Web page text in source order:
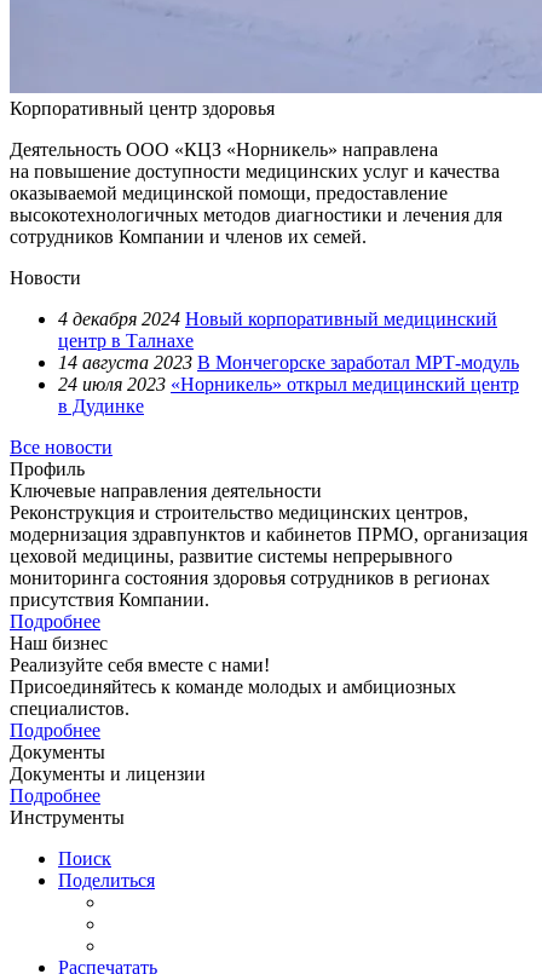
Корпоративный центр здоровья
Деятельность ООО «КЦЗ «Норникель» направлена
на повышение доступности медицинских услуг и качества
оказываемой медицинской помощи, предоставление
высокотехнологичных методов диагностики и лечения для
сотрудников Компании и членов их семей.
Новости
4 декабря 2024 Новый корпоративный медицинский
центр в Талнахе
14 августа 2023 В Мончегорске заработал МРТ-модуль
24 июля 2023 «Норникель» открыл медицинский центр
в Дудинке
Все новости
Профиль
Ключевые направления деятельности
Реконструкция и строительство медицинских центров,
модернизация здравпунктов и кабинетов ПРМО, организация
цеховой медицины, развитие системы непрерывного
мониторинга состояния здоровья сотрудников в регионах
присутствия Компании.
Подробнее
Наш бизнес
Реализуйте себя вместе с нами!
Присоединяйтесь к команде молодых и амбициозных
специалистов.
Подробнее
Документы
Документы и лицензии
Подробнее
Инструменты
Поиск
Поделиться
Распечатать